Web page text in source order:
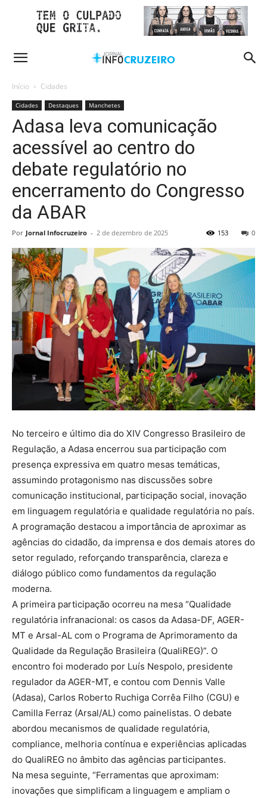
Início Cidades
Cidades Destaques Manchetes
Adasa leva comunicação
acessível ao centro do
debate regulatório no
encerramento do Congresso
da ABAR
Por Jornal Infocruzeiro - 2 de dezembro de 2025 0
153
No terceiro e último dia do XIV Congresso Brasileiro de
Regulação, a Adasa encerrou sua participação com
presença expressiva em quatro mesas temáticas,
assumindo protagonismo nas discussões sobre
comunicação institucional, participação social, inovação
em linguagem regulatória e qualidade regulatória no país.
A programação destacou a importância de aproximar as
agências do cidadão, da imprensa e dos demais atores do
setor regulado, reforçando transparência, clareza e
diálogo público como fundamentos da regulação
moderna.
A primeira participação ocorreu na mesa “Qualidade
regulatória infranacional: os casos da Adasa-DF, AGER-
MT e Arsal-AL com o Programa de Aprimoramento da
Qualidade da Regulação Brasileira (QualiREG)”. O
encontro foi moderado por Luís Nespolo, presidente
regulador da AGER-MT, e contou com Dennis Valle
(Adasa), Carlos Roberto Ruchiga Corrêa Filho (CGU) e
Camilla Ferraz (Arsal/AL) como painelistas. O debate
abordou mecanismos de qualidade regulatória,
compliance, melhoria contínua e experiências aplicadas
do QualiREG no âmbito das agências participantes.
Na mesa seguinte, “Ferramentas que aproximam:
inovações que simplificam a linguagem e ampliam o